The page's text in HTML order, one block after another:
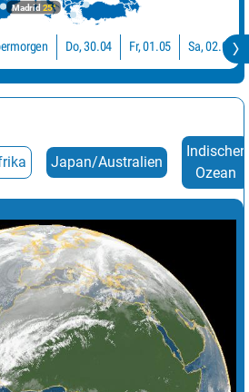
Madrid 25°
Do, 30.04 Fr, 01.05 Sa, 02.05
Japan/Australien
Indischer
Ozean